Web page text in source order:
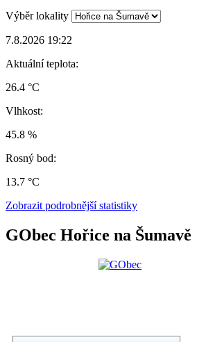
Výběr lokality
7.8.2026 19:22
Aktuální teplota:
26.4 °C
Vlhkost:
45.8 %
Rosný bod:
13.7 °C
Zobrazit podrobnější statistiky
GObec Hořice na Šumavě